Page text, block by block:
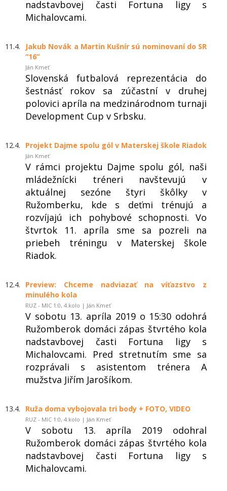
nadstavbovej časti Fortuna ligy s
Michalovcami.
11.4.
Jakub Novák a Martin Kušnír sú nominovaní do SR
“16“
Ján Kmeť
Slovenská futbalová reprezentácia do
šestnásť rokov sa zúčastní v druhej
polovici apríla na medzinárodnom turnaji
Development Cup v Srbsku.
12.4. Projekt Dajme spolu gól v Materskej škole Riadok
Ján Kmeť
V rámci projektu Dajme spolu gól, naši
mládežnícki tréneri navštevujú v
aktuálnej sezóne štyri škôlky v
Ružomberku, kde s deťmi trénujú a
rozvíjajú ich pohybové schopnosti. Vo
štvrtok 11. apríla sme sa pozreli na
priebeh tréningu v Materskej škole
Riadok.
12.4.
Preview: Chceme nadviazať na víťazstvo z
minulého kola
RUZ - MIC 1:0, 4.kolo | Ján Kmeť
V sobotu 13. apríla 2019 o 15:30 odohrá
Ružomberok domáci zápas štvrtého kola
nadstavbovej časti Fortuna ligy s
Michalovcami. Pred stretnutím sme sa
rozprávali s asistentom trénera A
mužstva Jiřím Jarošíkom.
13.4. Ruža doma vybojovala tri body + FOTO, VIDEO
RUZ - MIC 1:0, 4.kolo | Ján Kmeť
V sobotu 13. apríla 2019 odohral
Ružomberok domáci zápas štvrtého kola
nadstavbovej časti Fortuna ligy s
Michalovcami.